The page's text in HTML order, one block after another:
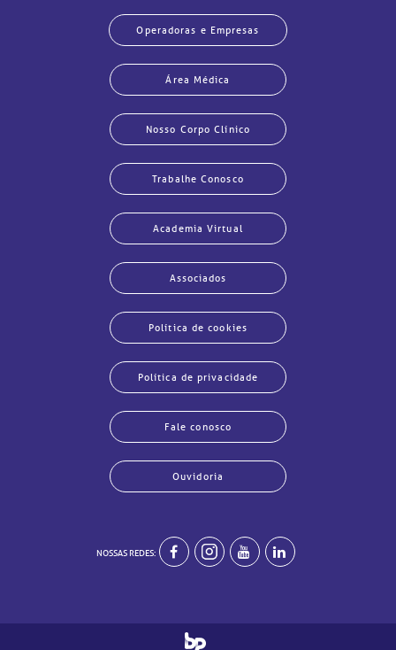
Operadoras e Empresas
Área Médica
Nosso Corpo Clínico
Trabalhe Conosco
Academia Virtual
Associados
Política de cookies
Política de privacidade
Fale conosco
Ouvidoria
NOSSAS REDES: